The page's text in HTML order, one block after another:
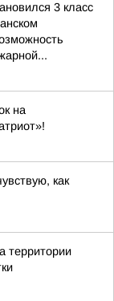
3 класс
на
как
территории